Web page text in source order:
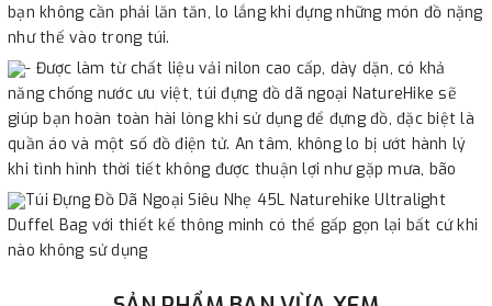
bạn không cần phải lăn tăn, lo lắng khi đựng những món đồ nặng
như thế vào trong túi.
- Được làm từ chất liệu vải nilon cao cấp, dày dặn, có khả
năng chống nước ưu việt, túi đựng đồ dã ngoại NatureHike sẽ
giúp bạn hoàn toàn hài lòng khi sử dụng để đựng đồ, đặc biệt là
quần áo và một số đồ điện tử. An tâm, không lo bị ướt hành lý
khi tình hình thời tiết không được thuận lợi như gặp mưa, bão
Túi Đựng Đồ Dã Ngoại Siêu Nhẹ 45L Naturehike Ultralight
Duffel Bag với thiết kế thông minh có thể gấp gọn lại bất cứ khi
nào không sử dụng